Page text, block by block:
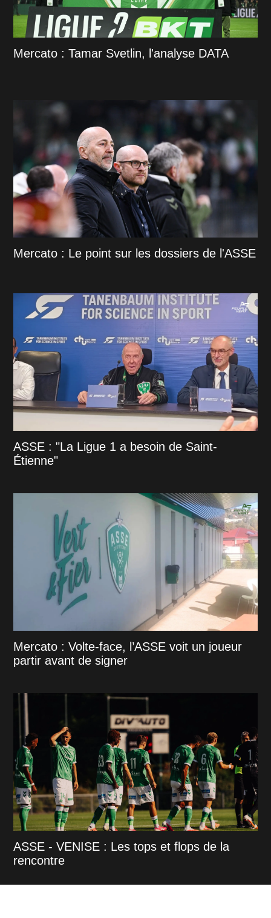
Mercato : Tamar Svetlin, l'analyse DATA
Mercato : Le point sur les dossiers de l'ASSE
ASSE : "La Ligue 1 a besoin de Saint-
Étienne"
Mercato : Volte-face, l’ASSE voit un joueur
partir avant de signer
ASSE - VENISE : Les tops et flops de la
rencontre